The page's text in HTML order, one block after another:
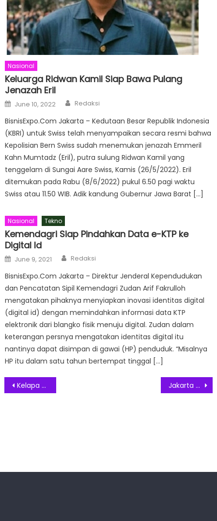
Nasional
Keluarga Ridwan Kamil Siap Bawa Pulang
Jenazah Eril
Posted
on
June 10, 2022 Author
Redaksi
BisnisExpo.Com Jakarta – Kedutaan Besar Republik Indonesia
(KBRI) untuk Swiss telah menyampaikan secara resmi bahwa
Kepolisian Bern Swiss sudah menemukan jenazah Emmeril
Kahn Mumtadz (Eril), putra sulung Ridwan Kamil yang
tenggelam di Sungai Aare Swiss, Kamis (26/5/2022). Eril
ditemukan pada Rabu (8/6/2022) pukul 6.50 pagi waktu
Swiss atau 11.50 WIB. Adik kandung Gubernur Jawa Barat […]
Nasional Tekno
Kemendagri Siap Pindahkan Data e-KTP ke
Digital Id
Posted
on
June 9, 2021 Author
Redaksi
BisnisExpo.Com Jakarta – Direktur Jenderal Kependudukan
dan Pencatatan Sipil Kemendagri Zudan Arif Fakrulloh
mengatakan pihaknya menyiapkan inovasi identitas digital
(digital id) dengan memindahkan informasi data KTP
elektronik dari blangko fisik menuju digital. Zudan dalam
keterangan persnya mengatakan identitas digital itu
nantinya dapat disimpan di gawai (HP) penduduk. “Misalnya
HP itu dalam satu tahun bertempat tinggal […]
Post
Kelapa Sawit Beri Kontribusi Besar dari Lapangan Kerja hingga Ekspor Jakarta Film Week, Festival Internasional Ini Siap Hadir November 2021